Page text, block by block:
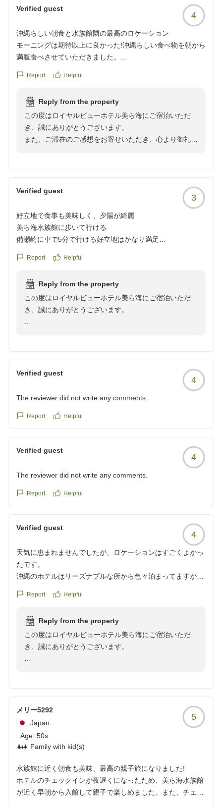
ごしいただけるホテルを目指してまいります。
また沖縄へお越しの際には、ぜひロイヤルビューホテル
美ら海へお帰りくださいませ。
スタッフ一同、心よりお待ちしております。
宿泊課 担当
合すると、ビジネスホテル以下の滞在品質に感じられまし
チェックイン時には大浴場の案内もなく、こちらから尋ねて
初めて説明がありました。ルームウェアで共用部を利用でき
レスコードを指定するような雰囲気のホテルでもありませ
ウェルカムドリンクはファミリーレストランのドリンクバー
のような内容、かつ種類も少なく、「ラウンジ」と呼ぶには
程遠い印象でした。館内の廊下も薄暗く、全体的に古さや寂
唯一良かったのはフロントスタッフの対応です。外国人スタ
ッフも含め、皆さん丁寧で感じが良かっただけに、設備や運
営とのギャップが残念でした。現場の問題というより、経営
や設備投資の問題ではないかと感じます。
今回は備瀬でのシュノーケリング目的で立地と価格を重視し
美ら海水族館が目的の方や小さなお子さん連れには便利かも
しれませんが、我が家には合いませんでした。
また、おそらく表記にある「宿泊条件50%OFF」という表示
も、通常料金の半額という印象とは異なっていて、総合的に
お得感はなし。
クチコミの詳細はこちらから
reviewId=33123478363769
もかかわらず、ご期待に沿うご滞在をご提供できません
お部屋の清掃状況や設備の管理、館内設備、チェックイ
ン時のご案内などにつきまして、ご不快な思いやご不便
いただいたご意見は関係部署と共有し、清掃品質の向上
す。
一方で、フロントスタッフの対応につきまして温かいお
言葉をいただきましたこと、スタッフ一同大変励みとな
この度は貴重なご意見をお寄せいただき、誠にありがと
うございました。
宿泊課 担当
Verified guest
4
沖縄らしい朝食と水族館隣の最高のロケーション
モーニングは期待以上に良かった!沖縄らしい食べ物を朝から
満腹食べさせていただきました。
です
https://review.travel.rakuten.co.jp/hotel/voice/15062?
reviewId=33123478345009
Report Helpful
Reply from the property
この度はロイヤルビューホテル美ら海にご宿泊いただ
き、誠にありがとうございます。
また、ご滞在のご感想をお寄せいただき、心より御礼申
楽しみいただけたとのこと、大変嬉しく拝見いたしまし
郷土料理をはじめ、沖縄ならではの味覚をご満喫いただ
けたようで何よりでございます。
からの景色にもご満足いただけたとのこと、大変光栄に
次回お越しの際には、ソフトドリンクをお楽しみいただ
けるファミリーフリーバーや、卓球・ダーツ・フリスビ
ております。
Verified guest
3
好立地で食事も美味しく、夕陽が綺麗
美ら海水族館に歩いて行ける
備瀬崎に車で5分で行ける好立地はかなり満足
部屋からは海が見えて夕陽が綺麗だった
ほぼ貸切で楽しめると思う
残念と言うか、、
ホテルのせいとは言い難いが、敷地内の汚水マンホールから
https://review.travel.rakuten.co.jp/hotel/voice/15062?
Report Helpful
Reply from the property
この度はロイヤルビューホテル美ら海にご宿泊いただ
き、誠にありがとうございます。
ました。
朝食のマグロ丼やカレーにつきましても、お褒めの言葉
また、期間限定で営業しておりますもとぶ牛をメインと
いです。
一方で、敷地内のマンホール付近につきましては、ご不
快な思いをおかけし申し訳ございません。
虫対策にも引き続き努めてまいります。
また沖縄へお越しの際は、ぜひロイヤルビューホテル美
スタッフ一同、心よりお待ちしております。
Verified guest
4
The reviewer did not write any comments.
Report Helpful
Verified guest
4
The reviewer did not write any comments.
Report Helpful
Verified guest
4
天気に恵まれませんでしたが、ロケーションはすごくよかっ
たです。
沖縄のホテルはリーズナブルな所から色々泊まってますが、
クチコミの詳細はこちらから
reviewId=33123478277405
Report Helpful
Reply from the property
この度はロイヤルビューホテル美ら海にご宿泊いただ
き、誠にありがとうございます。
一方で、上階からの音につきましては、ご滞在中にご不
いただいたご意見は今後のより快適な環境づくりの参考
また、現在は期間限定でもとぶ牛をメインとしたディナ
ーバイキングも営業しております。
メリー5292
Japan
Age: 50s
Family with kid(s)
5
水族館に近く朝食も美味、最高の親子旅になりました!
ホテルのチェックインが夜遅くになったため、美ら海水族館
が近く早朝から入館して親子で楽しめました。また、チェッ